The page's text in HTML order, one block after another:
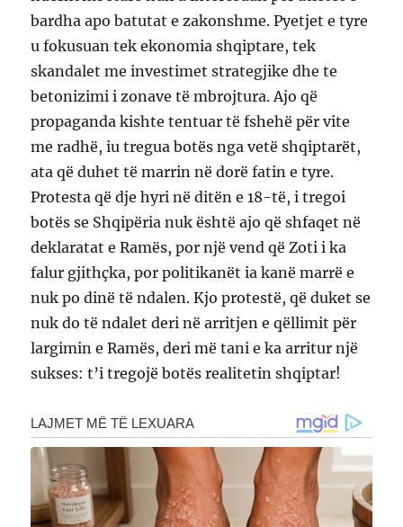
bardha apo batutat e zakonshme. Pyetjet e tyre
u fokusuan tek ekonomia shqiptare, tek
skandalet me investimet strategjike dhe te
betonizimi i zonave të mbrojtura. Ajo që
propaganda kishte tentuar të fshehë për vite
me radhë, iu tregua botës nga vetë shqiptarët,
ata që duhet të marrin në dorë fatin e tyre.
Protesta që dje hyri në ditën e 18-të, i tregoi
botës se Shqipëria nuk është ajo që shfaqet në
deklaratat e Ramës, por një vend që Zoti i ka
falur gjithçka, por politikanët ia kanë marrë e
nuk po dinë të ndalen. Kjo protestë, që duket se
nuk do të ndalet deri në arritjen e qëllimit për
largimin e Ramës, deri më tani e ka arritur një
sukses: t’i tregojë botës realitetin shqiptar!